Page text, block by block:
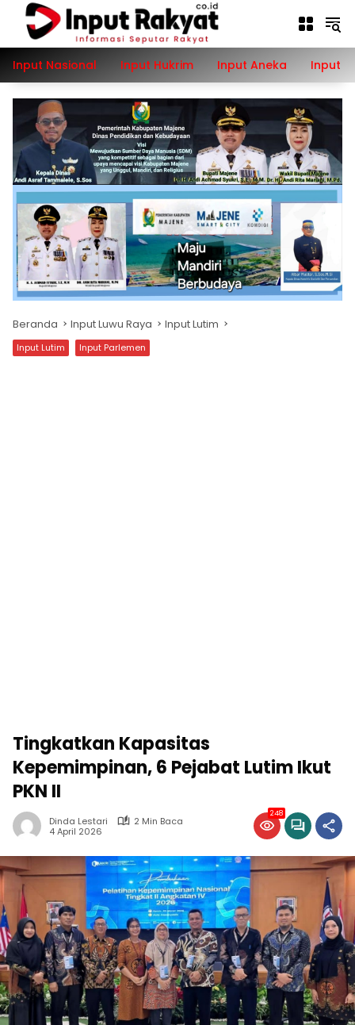
Langsung
konten
Input Nasional
Input Hukrim Input Aneka Input
Beranda Input Luwu Raya Input Lutim
Input Lutim Input Parlemen
Tingkatkan Kapasitas
Kepemimpinan, 6 Pejabat Lutim Ikut
PKN II
Dinda Lestari
2 Min Baca
4 April 2026
248